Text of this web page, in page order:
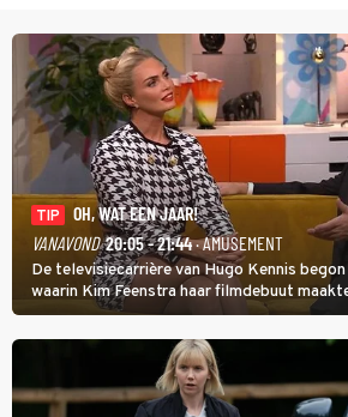
TIP
OH, WAT EEN JAAR!
VANAVOND 20:05 - 21:44· AMUSEMENT
De televisiecarrière van Hugo Kennis
waarin Kim Feenstra haar filmdebuut
Oh, Wat een Jaar! wordt duidelijk wat ze
jaar waarin ze allebei eindtwintigers waren.